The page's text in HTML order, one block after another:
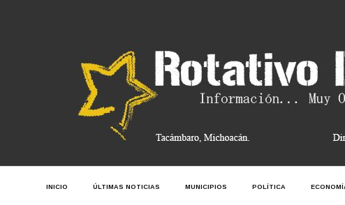
INICIO ÚLTIMAS NOTICIAS MUNICIPIOS POLÍTICA